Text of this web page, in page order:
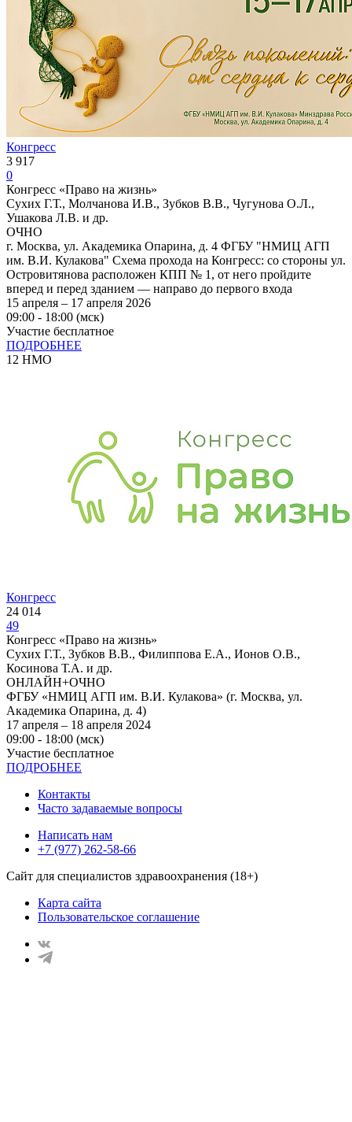
Конгресс
3 917
0
Конгресс «Право на жизнь»
Сухих Г.Т., Молчанова И.В., Зубков В.В., Чугунова О.Л.,
Ушакова Л.В. и др.
ОЧНО
г. Москва, ул. Академика Опарина, д. 4 ФГБУ "НМИЦ АГП
им. В.И. Кулакова" Схема прохода на Конгресс: со стороны ул.
Островитянова расположен КПП № 1, от него пройдите
вперед и перед зданием — направо до первого входа
15 апреля – 17 апреля 2026
09:00 - 18:00 (мск)
Участие бесплатное
ПОДРОБНЕЕ
12 НМО
Конгресс
24 014
49
Конгресс «Право на жизнь»
Сухих Г.Т., Зубков В.В., Филиппова Е.А., Ионов О.В.,
Косинова Т.А. и др.
ОНЛАЙН+ОЧНО
ФГБУ «НМИЦ АГП им. В.И. Кулакова» (г. Москва, ул.
Академика Опарина, д. 4)
17 апреля – 18 апреля 2024
09:00 - 18:00 (мск)
Участие бесплатное
ПОДРОБНЕЕ
Контакты
Часто задаваемые вопросы
Написать нам
+7 (977) 262-58-66
Сайт для специалистов здравоохранения (18+)
Карта сайта
Пользовательское соглашение